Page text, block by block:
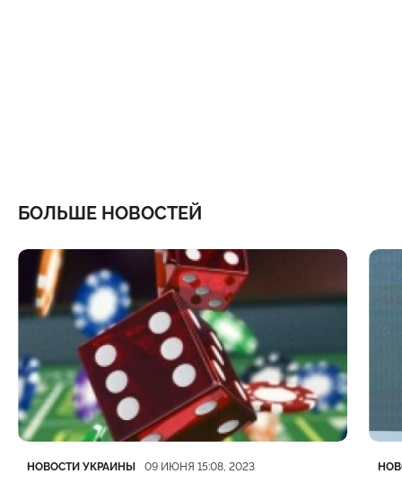
БОЛЬШЕ НОВОСТЕЙ
Категория
НОВОСТИ УКРАИНЫ
Дата публикации 09 ИЮНЯ 15:08, 2023